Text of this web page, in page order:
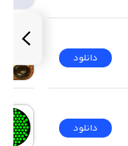
دانلود
دانلود